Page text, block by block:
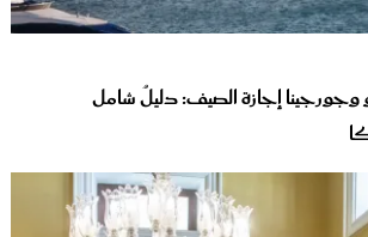
وجورجينا إجازة الصيف: دليلٌ شامل